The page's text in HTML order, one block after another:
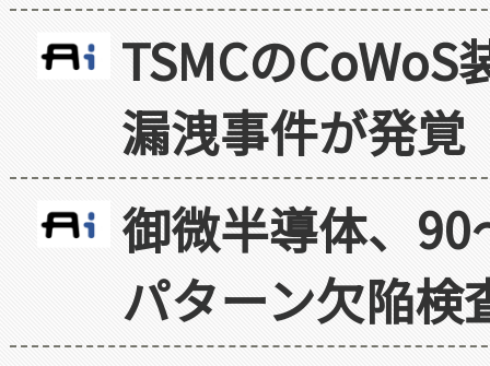
TSMCの
漏洩事件が発覚
御微半導体、
パターン欠陥検